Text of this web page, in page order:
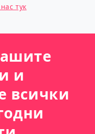
тук
и
всички